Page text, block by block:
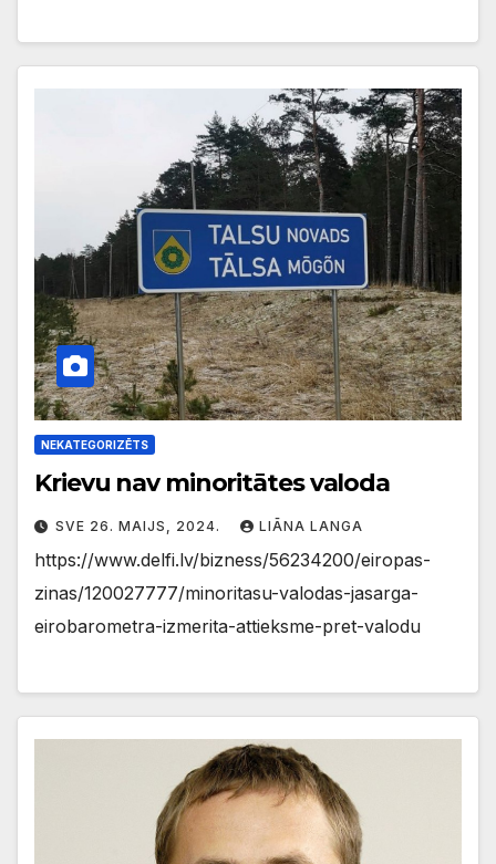
NEKATEGORIZĒTS
Krievu nav minoritātes valoda
SVE 26. MAIJS, 2024. LIĀNA LANGA
https://www.delfi.lv/bizness/56234200/eiropas-
zinas/120027777/minoritasu-valodas-jasarga-
eirobarometra-izmerita-attieksme-pret-valodu